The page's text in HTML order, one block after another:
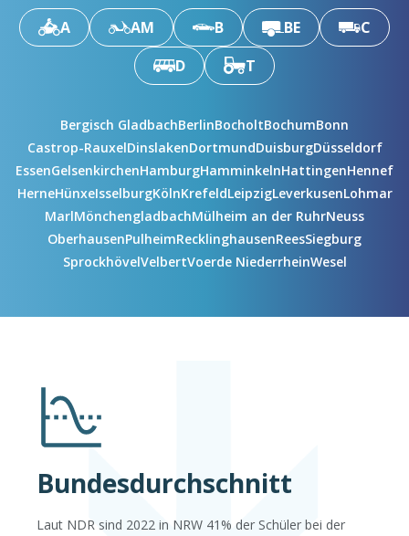
A AM B BE
C
D
T
Bergisch GladbachBerlinBocholtBochumBonn
Castrop-RauxelDinslakenDortmundDuisburgDüsseldorf
EssenGelsenkirchenHamburgHamminkelnHattingenHennef
HerneHünxeIsselburgKölnKrefeldLeipzigLeverkusenLohmar
MarlMönchengladbachMülheim an der RuhrNeuss
OberhausenPulheimRecklinghausenReesSiegburg
SprockhövelVelbertVoerde NiederrheinWesel
Bundesdurchschnitt
Laut NDR sind 2022 in NRW 41% der Schüler bei der